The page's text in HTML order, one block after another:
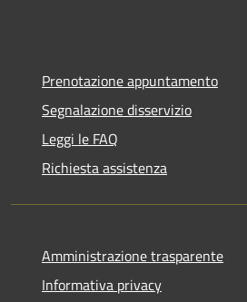
Prenotazione appuntamento
Segnalazione disservizio
Leggi le FAQ
Richiesta assistenza
Amministrazione trasparente
Informativa privacy